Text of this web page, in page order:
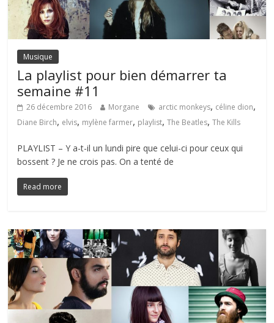
Musique
La playlist pour bien démarrer ta
semaine #11
26 décembre 2016 Morgane arctic monkeys, céline dion,
Diane Birch, elvis, mylène farmer, playlist,The Beatles,The Kills
PLAYLIST – Y a-t-il un lundi pire que celui-ci pour ceux qui
bossent ? Je ne crois pas. On a tenté de
Read more